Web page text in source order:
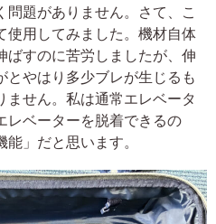
題がありません。さて、こ
使用してみました。機材自体
ばすのに苦労しましたが、伸
とやはり多少ブレが生じるも
せん。私は通常エレベータ
レベーターを脱着できるの
」だと思います。